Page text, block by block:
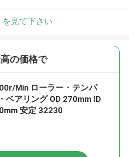
を見て下さい
の価格で
Min ローラー・テンパ
ベアリング OD 270mm ID
安定 32230